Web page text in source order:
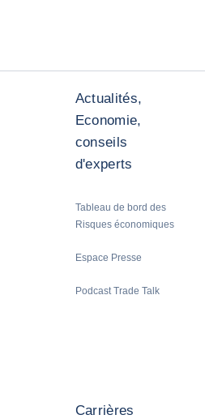
Actualités,
Economie,
conseils
d'experts
Tableau de bord des
Risques économiques
Espace Presse
Podcast Trade Talk
Carrières